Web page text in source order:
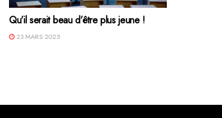
Qu’il serait beau d’être plus jeune !
23 MARS 2025